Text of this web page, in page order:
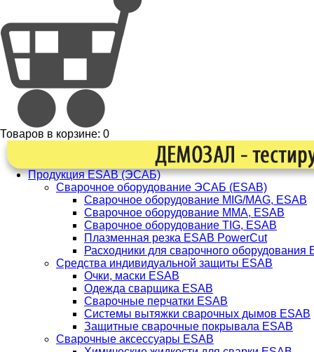
Товаров в корзине: 0
Продукция ESAB (ЭСАБ)
Сварочное оборудование ЭСАБ (ESAB)
Сварочное оборудование MIG/MAG, ESAB
Сварочное оборудование ММА, ESAB
Сварочное оборудование TIG, ESAB
Плазменная резка ESAB PowerCut
Расходники для сварочного оборудования
Средства индивидуальной защиты ESAB
Очки, маски ESAB
Одежда сварщика ESAB
Сварочные перчатки ESAB
Системы вытяжки сварочных дымов ESAB
Защитные сварочные покрывала ESAB
Сварочные аксессуары ESAB